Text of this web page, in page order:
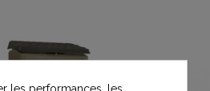
les performances, les